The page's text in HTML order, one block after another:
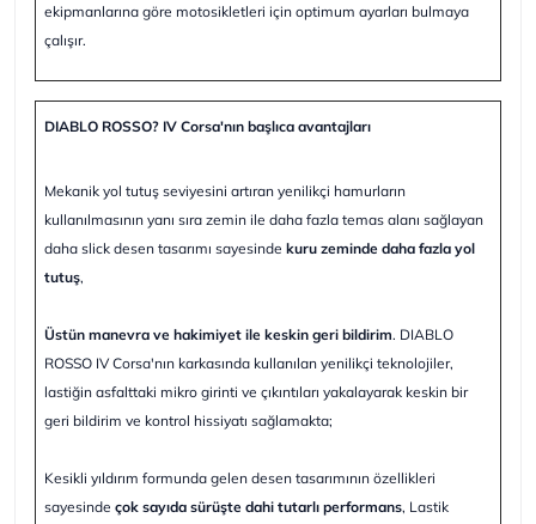
ekipmanlarına göre motosikletleri için optimum ayarları bulmaya
çalışır.
DIABLO ROSSO? IV Corsa'nın başlıca avantajları
Mekanik yol tutuş seviyesini artıran yenilikçi hamurların
kullanılmasının yanı sıra zemin ile daha fazla temas alanı sağlayan
daha slick desen tasarımı sayesinde kuru zeminde daha fazla yol
tutuş,
Üstün manevra ve hakimiyet ile keskin geri bildirim. DIABLO
ROSSO IV Corsa'nın karkasında kullanılan yenilikçi teknolojiler,
lastiğin asfalttaki mikro girinti ve çıkıntıları yakalayarak keskin bir
geri bildirim ve kontrol hissiyatı sağlamakta;
Kesikli yıldırım formunda gelen desen tasarımının özellikleri
sayesinde çok sayıda sürüşte dahi tutarlı performans, Lastik